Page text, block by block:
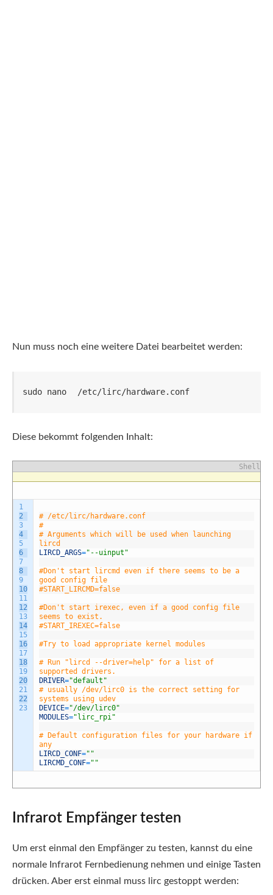
Nun muss noch eine weitere Datei bearbeitet werden:
sudo nano /etc/lirc/hardware.conf
Diese bekommt folgenden Inhalt:
Shell
1
2
3
4
5
6
7
8
9
10
11
12
13
14
15
16
17
18
19
20
21
22
23
# /etc/lirc/hardware.conf
#
# Arguments which will be used when launching
lircd
LIRCD_ARGS="--uinput"
#Don't start lircmd even if there seems to be a
good config file
#START_LIRCMD=false
#Don't start irexec, even if a good config file
seems to exist.
#START_IREXEC=false
#Try to load appropriate kernel modules
# Run "lircd --driver=help" for a list of
supported drivers.
DRIVER="default"
# usually /dev/lirc0 is the correct setting for
systems using udev
DEVICE="/dev/lirc0"
MODULES="lirc_rpi"
# Default configuration files for your hardware if
any
LIRCD_CONF=""
LIRCMD_CONF=""
Infrarot Empfänger testen
Um erst einmal den Empfänger zu testen, kannst du eine
normale Infrarot Fernbedienung nehmen und einige Tasten
drücken. Aber erst einmal muss lirc gestoppt werden: